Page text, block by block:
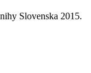
Slovenska 2015.